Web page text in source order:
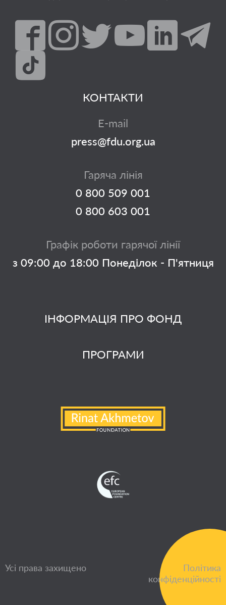
ІНФОРМАЦІЯ ПРО ФОНД
ПРОГРАМИ
КОНТАКТИ
E-mail
press@fdu.org.ua
Гаряча лінія
0 800 509 001
0 800 603 001
Графік роботи гарячої лінії
з 09:00 до 18:00 Понеділок - П'ятниця
Усі права захищено
Політика
конфіденційності